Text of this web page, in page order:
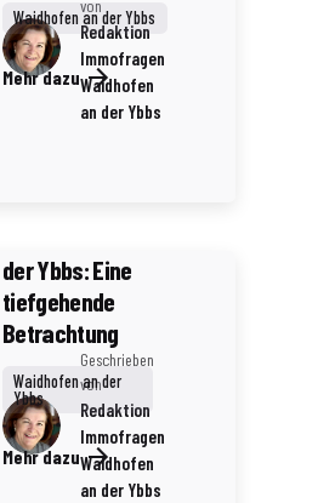
von
Redaktion
Immofragen
Waidhofen
an der Ybbs
Waidhofen an der Ybbs
Mehr dazu
Geschrieben
von
Redaktion
Immofragen
Waidhofen
an der Ybbs
4 Minuten Lesezeit
Baufirmen und
der Ybbs: Eine
tiefgehende
Betrachtung
Waidhofen an der
Ybbs
Mehr dazu